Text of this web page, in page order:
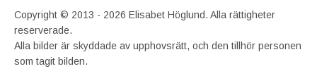
Copyright © 2013 - 2026 Elisabet Höglund. Alla rättigheter
reserverade.
Alla bilder är skyddade av upphovsrätt, och den tillhör personen
som tagit bilden.